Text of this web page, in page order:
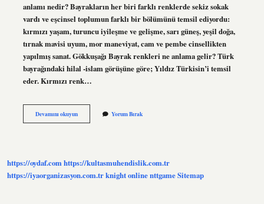
anlamı nedir? Bayrakların her biri farklı renklerde sekiz sokak
vardı ve eşcinsel toplumun farklı bir bölümünü temsil ediyordu:
kırmızı yaşam, turuncu iyileşme ve gelişme, sarı güneş, yeşil doğa,
tırnak mavisi uyum, mor maneviyat, cam ve pembe cinsellikten
yapılmış sanat. Gökkuşağı Bayrak renkleri ne anlama gelir? Türk
bayrağındaki hilal -islam görüşüne göre; Yıldız Türkisin’i temsil
eder. Kırmızı renk…
Devamını okuyunLgbt
Renkleri
Yorum Bırak
https://oydaf.comhttps://kultasmuhendislik.com.tr
https://iyaorganizasyon.com.trknight onlinenttgameSitemap